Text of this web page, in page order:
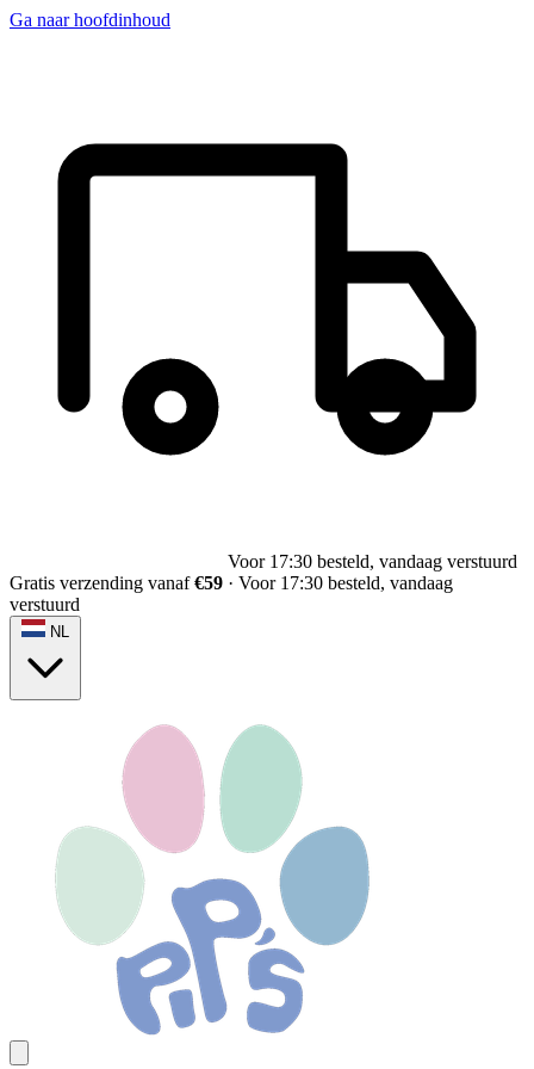
Ga naar hoofdinhoud
Voor 17:30 besteld, vandaag verstuurd
Gratis verzending vanaf€59 · Voor 17:30 besteld, vandaag
verstuurd
NL